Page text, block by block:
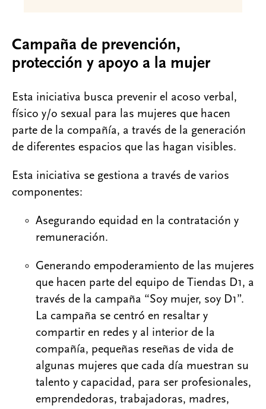
Campaña de prevención,
protección y apoyo a la mujer
Esta iniciativa busca prevenir el acoso verbal,
físico y/o sexual para las mujeres que hacen
parte de la compañía, a través de la generación
de diferentes espacios que las hagan visibles.
Esta iniciativa se gestiona a través de varios
componentes:
Asegurando equidad en la contratación y
remuneración.
Generando empoderamiento de las mujeres
que hacen parte del equipo de Tiendas D1, a
través de la campaña “Soy mujer, soy D1”.
La campaña se centró en resaltar y
compartir en redes y al interior de la
compañía, pequeñas reseñas de vida de
algunas mujeres que cada día muestran su
talento y capacidad, para ser profesionales,
emprendedoras, trabajadoras, madres,